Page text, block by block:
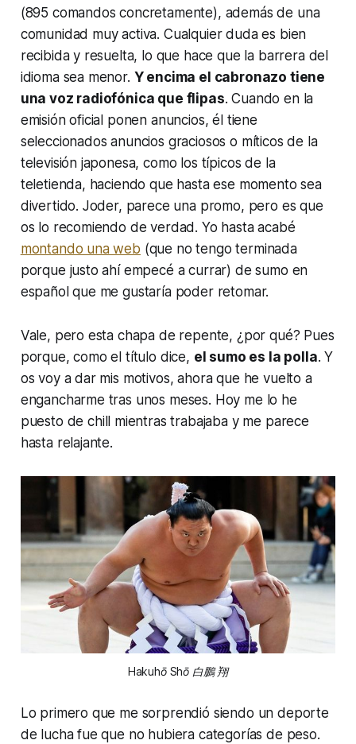
(895 comandos concretamente), además de una
comunidad muy activa. Cualquier duda es bien
recibida y resuelta, lo que hace que la barrera del
idioma sea menor. Y encima el cabronazo tiene
una voz radiofónica que flipas. Cuando en la
emisión oficial ponen anuncios, él tiene
seleccionados anuncios graciosos o míticos de la
televisión japonesa, como los típicos de la
teletienda, haciendo que hasta ese momento sea
divertido. Joder, parece una promo, pero es que
os lo recomiendo de verdad. Yo hasta acabé
montando una web (que no tengo terminada
porque justo ahí empecé a currar) de sumo en
español que me gustaría poder retomar.
Vale, pero esta chapa de repente, ¿por qué? Pues
porque, como el título dice, el sumo es la polla. Y
os voy a dar mis motivos, ahora que he vuelto a
engancharme tras unos meses. Hoy me lo he
puesto dechill mientras trabajaba y me parece
hasta relajante.
Hakuhō Shō 白鵬 翔
Lo primero que me sorprendió siendo un deporte
de lucha fue que no hubiera categorías de peso.